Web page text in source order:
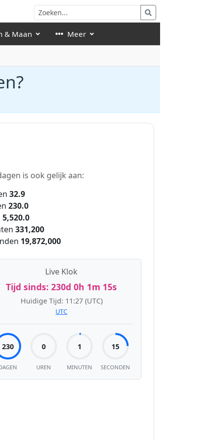
& Maan Meer
is ook gelijk aan:
32.9
230.0
5,520.0
331,200
19,872,000
Live Klok
Tijd sinds: 230d 0h 1m 16s
Huidige Tijd: 11:27 (UTC)
UTC
230 0
UREN
1
MINUTEN
16
SECONDEN